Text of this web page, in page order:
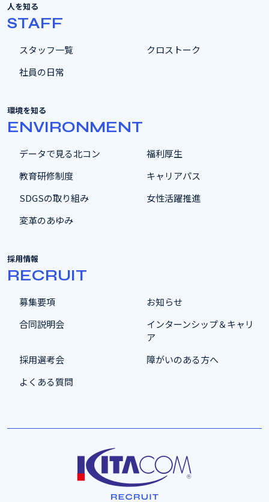
人を知る
STAFF
スタッフ一覧
クロストーク
社員の日常
環境を知る
ENVIRONMENT
データで見る北コン
福利厚生
教育研修制度
キャリアパス
SDGSの取り組み
女性活躍推進
変革のあゆみ
採用情報
RECRUIT
募集要項
お知らせ
合同説明会
インターンシップ＆キャリ
ア
採用選考会
障がいのある方へ
よくある質問